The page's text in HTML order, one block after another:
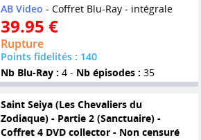
AB Video - Coffret Blu-Ray - intégrale
39.95 €
Rupture
Points fidelités : 140
Nb Blu-Ray : 4 - Nb épisodes : 35
Saint Seiya (Les Chevaliers du
Zodiaque) - Partie 2 (Sanctuaire) -
Coffret 4 DVD collector - Non censuré